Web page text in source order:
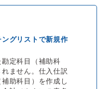
グリストで新規作
定科目（補助科
ません。仕入仕訳
助科目）を作成し